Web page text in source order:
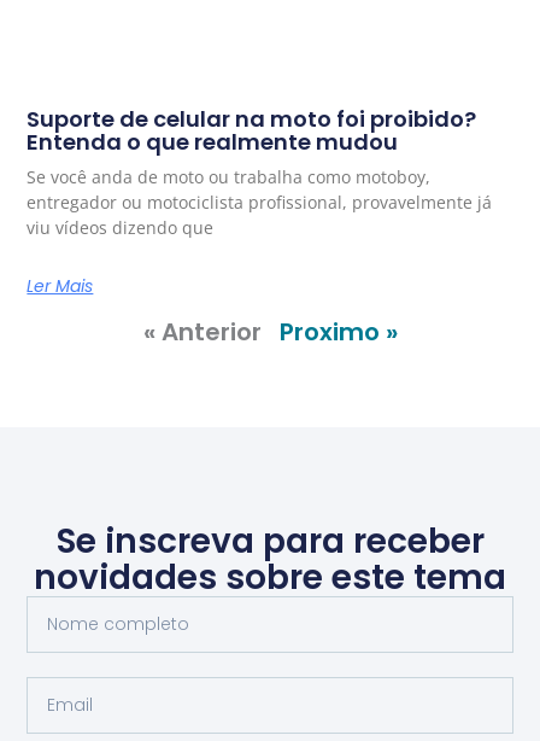
Suporte de celular na moto foi proibido?
Entenda o que realmente mudou
Se você anda de moto ou trabalha como motoboy,
entregador ou motociclista profissional, provavelmente já
viu vídeos dizendo que
Ler Mais
« Anterior Proximo »
Se inscreva para receber
novidades sobre este tema